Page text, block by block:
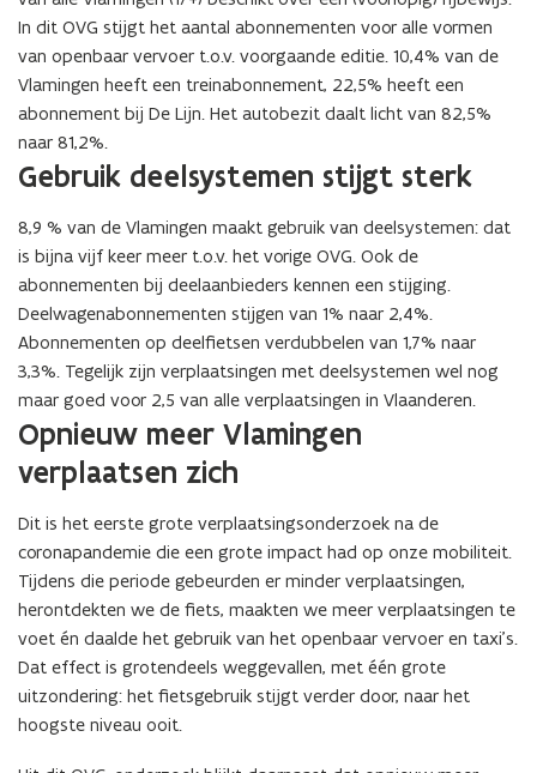
In dit OVG stijgt het aantal abonnementen voor alle vormen
van openbaar vervoer t.o.v. voorgaande editie. 10,4% van de
Vlamingen heeft een treinabonnement, 22,5% heeft een
abonnement bij De Lijn. Het autobezit daalt licht van 82,5%
naar 81,2%.
Gebruik deelsystemen stijgt sterk
8,9 % van de Vlamingen maakt gebruik van deelsystemen: dat
is bijna vijf keer meer t.o.v. het vorige OVG. Ook de
abonnementen bij deelaanbieders kennen een stijging.
Deelwagenabonnementen stijgen van 1% naar 2,4%.
Abonnementen op deelfietsen verdubbelen van 1,7% naar
3,3%. Tegelijk zijn verplaatsingen met deelsystemen wel nog
maar goed voor 2,5 van alle verplaatsingen in Vlaanderen.
Opnieuw meer Vlamingen
verplaatsen zich
Dit is het eerste grote verplaatsingsonderzoek na de
coronapandemie die een grote impact had op onze mobiliteit.
Tijdens die periode gebeurden er minder verplaatsingen,
herontdekten we de fiets, maakten we meer verplaatsingen te
voet én daalde het gebruik van het openbaar vervoer en taxi’s.
Dat effect is grotendeels weggevallen, met één grote
uitzondering: het fietsgebruik stijgt verder door, naar het
hoogste niveau ooit.